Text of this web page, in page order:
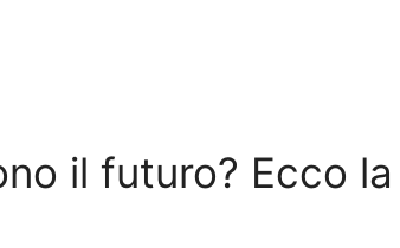
il futuro? Ecco la